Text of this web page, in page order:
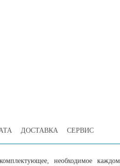
ДОСТАВКА СЕРВИС
необходимое